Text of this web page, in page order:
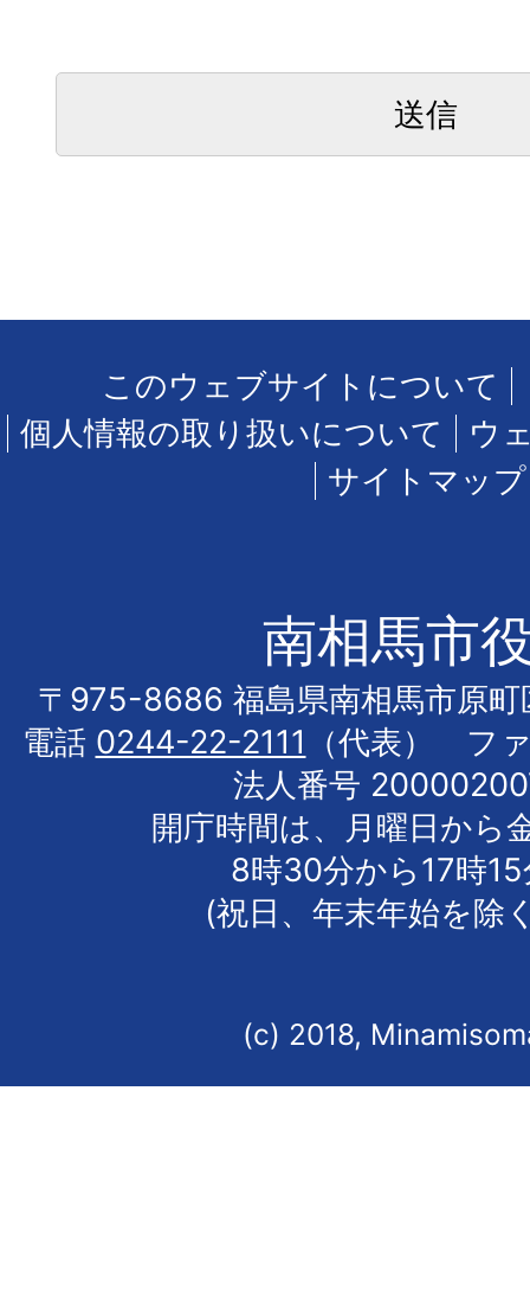
このウェブサイトについて
個人情報の取り扱いについて
ウ
サイトマップ
南相馬市
〒975-8686 福島県南相馬市原町
電話 0244-22-2111
（代表） フ
法人番号
開庁時間は、月曜日から
8時30分から17時
(祝日、年末年始を除
(c) 2018,